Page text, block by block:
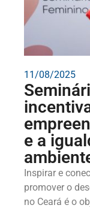
11/08/2025
e a
Inspirar e
promover o
no Ceará é o